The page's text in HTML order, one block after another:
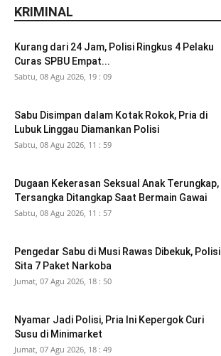
KRIMINAL
Kurang dari 24 Jam, Polisi Ringkus 4 Pelaku
Curas SPBU Empat...
Sabtu, 08 Agu 2026, 19 : 09
Sabu Disimpan dalam Kotak Rokok, Pria di
Lubuk Linggau Diamankan Polisi
Sabtu, 08 Agu 2026, 11 : 59
Dugaan Kekerasan Seksual Anak Terungkap,
Tersangka Ditangkap Saat Bermain Gawai
Sabtu, 08 Agu 2026, 11 : 57
Pengedar Sabu di Musi Rawas Dibekuk, Polisi
Sita 7 Paket Narkoba
Jumat, 07 Agu 2026, 18 : 50
Nyamar Jadi Polisi, Pria Ini Kepergok Curi
Susu di Minimarket
Jumat, 07 Agu 2026, 18 : 49